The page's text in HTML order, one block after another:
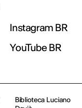
Instagram BR
YouTube BR
Biblioteca Luciano